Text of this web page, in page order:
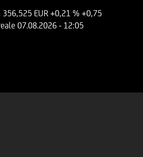
356,525 EUR +0,21 %+0,75
07.08.2026 - 12:05